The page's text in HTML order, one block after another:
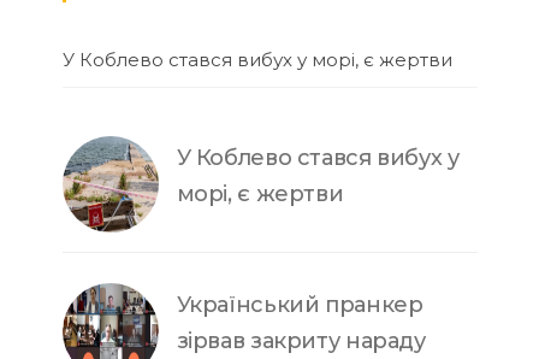
У Коблево стався вибух у морі, є жертви
У Коблево стався вибух у
морі, є жертви
Український пранкер
зірвав закриту нараду